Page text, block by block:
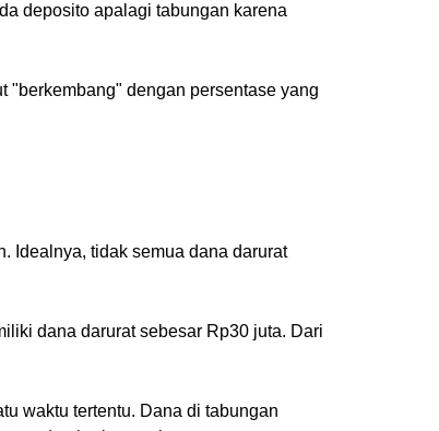
deposito apalagi tabungan karena
"berkembang" dengan persentase yang
Idealnya, tidak semua dana darurat
dana darurat sebesar Rp30 juta. Dari
waktu tertentu. Dana di tabungan